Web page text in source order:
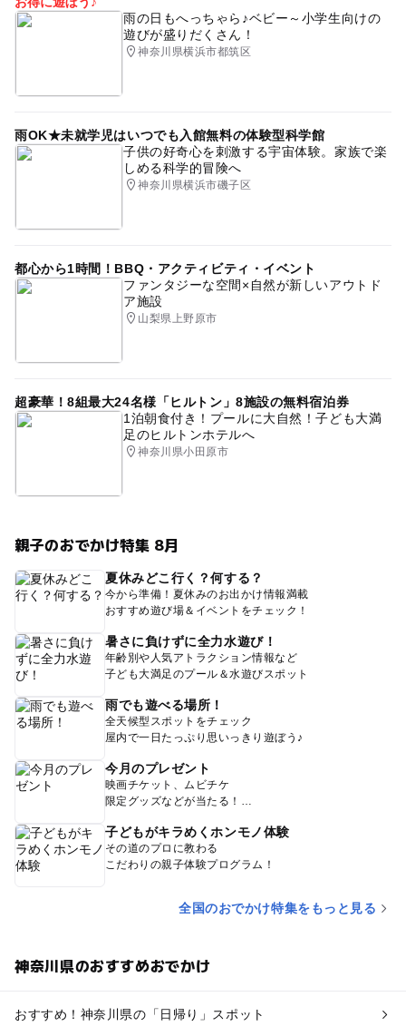
雨の日もへっちゃら♪ベビー～小学生向けの
遊びが盛りだくさん！
神奈川県横浜市都筑区
雨OK★未就学児はいつでも入館無料の体験型科学館
子供の好奇心を刺激する宇宙体験。家族で楽
しめる科学的冒険へ
神奈川県横浜市磯子区
都心から1時間！BBQ・アクティビティ・イベント
ファンタジーな空間×自然が新しいアウトド
ア施設
山梨県上野原市
超豪華！8組最大24名様「ヒルトン」8施設の無料宿泊券
1泊朝食付き！プールに大自然！子ども大満
足のヒルトンホテルへ
神奈川県小田原市
親子のおでかけ特集 8月
夏休みどこ行く？何する？
今から準備！夏休みのお出かけ情報満載
おすすめ遊び場＆イベントをチェック！
暑さに負けずに全力水遊び！
年齢別や人気アトラクション情報など
子ども大満足のプール＆水遊びスポット
雨でも遊べる場所！
全天候型スポットをチェック
屋内で一日たっぷり思いっきり遊ぼう♪
今月のプレゼント
映画チケット、ムビチケ
限定グッズなどが当たる！
子どもがキラめくホンモノ体験
その道のプロに教わる
こだわりの親子体験プログラム！
全国のおでかけ特集をもっと見る
神奈川県のおすすめおでかけ
おすすめ！神奈川県の「日帰り」スポット